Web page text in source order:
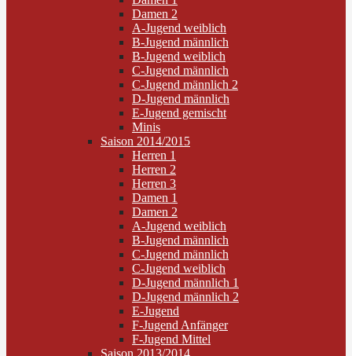
Damen 2
A-Jugend weiblich
B-Jugend männlich
B-Jugend weiblich
C-Jugend männlich
C-Jugend männlich 2
D-Jugend männlich
E-Jugend gemischt
Minis
Saison 2014/2015
Herren 1
Herren 2
Herren 3
Damen 1
Damen 2
A-Jugend weiblich
B-Jugend männlich
C-Jugend männlich
C-Jugend weiblich
D-Jugend männlich 1
D-Jugend männlich 2
E-Jugend
F-Jugend Anfänger
F-Jugend Mittel
Saison 2013/2014